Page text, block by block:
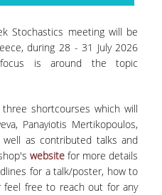
ΕΡΓΑΣΤΗΡΙΑΚΟ ΠΡΟΣΩΠΙΚΟ
ΚΑΘΗΓΗΤΕΣ
Stochastics meeting will be
during 28 - 31 July 2026
is around the topic
shortcourses which will
Panayiotis Mertikopoulos,
as contributed talks and
website for more details
for a talk/poster, how to
feel free to reach out for any